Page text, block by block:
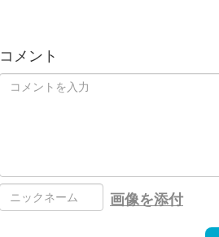
コメント
画像を添付